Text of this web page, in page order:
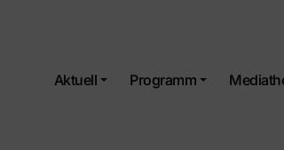
Aktuell Programm